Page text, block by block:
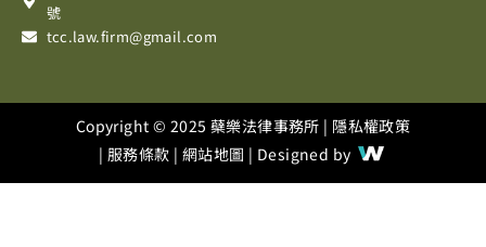
號
tcc.law.firm@gmail.com
Copyright © 2025 蘗樂法律事務所 | 隱私權政策
| 服務條款 | 網站地圖 | Designed by